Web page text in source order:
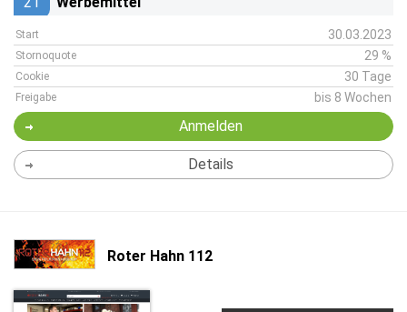
Start 30.03.2023
Stornoquote 29 %
Cookie 30 Tage
Freigabe bis 8 Wochen
Anmelden
Details
Roter Hahn 112